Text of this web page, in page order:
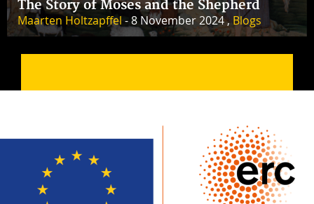
The Story of Moses and the Shepherd
Maarten Holtzapffel- 8 November 2024 , Blogs